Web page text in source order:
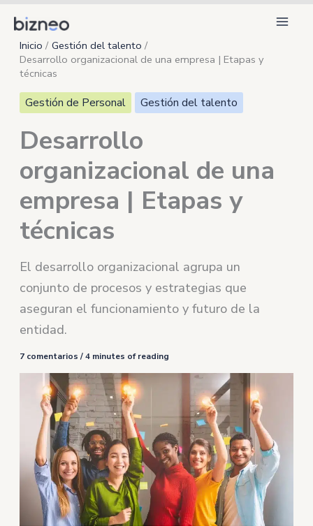
contenido
Inicio
Gestión del talento
Desarrollo organizacional de una empresa | Etapas y
técnicas
Gestión de Personal Gestión del talento
Desarrollo
organizacional de una
empresa | Etapas y
técnicas
El desarrollo organizacional agrupa un
conjunto de procesos y estrategias que
aseguran el funcionamiento y futuro de la
entidad.
7 comentarios /4 minutes of reading